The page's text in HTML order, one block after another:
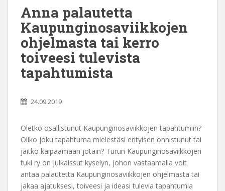
Anna palautetta
Kaupunginosaviikkojen
ohjelmasta tai kerro
toiveesi tulevista
tapahtumista
24.09.2019
Oletko osallistunut Kaupunginosaviikkojen tapahtumiin?
Oliko joku tapahtuma mielestäsi erityisen onnistunut tai
jäitkö kaipaamaan jotain? Turun Kaupunginosaviikkojen
tuki ry on julkaissut kyselyn, johon vastaamalla voit
antaa palautetta Kaupunginosaviikkojen ohjelmasta tai
jakaa ajatuksesi, toiveesi ja ideasi tulevia tapahtumia